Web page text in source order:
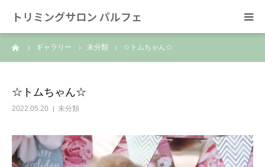
トリミングサロン パルフェ
ギャラリー 未分類 ☆トムちゃん☆
☆トムちゃん☆
2022.05.20 未分類
HOME
スタッフ